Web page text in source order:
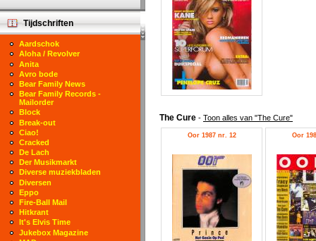
The Cure - Toon alles van "The Cure"
Oor 1987 nr. 12 Oor
Tijdschriften
Aardschok
Aloha / Revolver
Anita
Avro bode
Bear Family News
Bear Family Records -
Mailorder
Block
Break-out
Ciao!
Cracked
De Lach
Der Musikmarkt
Diverse muziekbladen
Diversen
Eppo
Fire-Ball Mail
Hitkrant
It's Elvis Time
Jukebox Magazine